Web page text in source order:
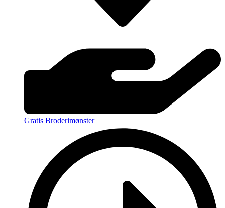
Gratis Broderimønster